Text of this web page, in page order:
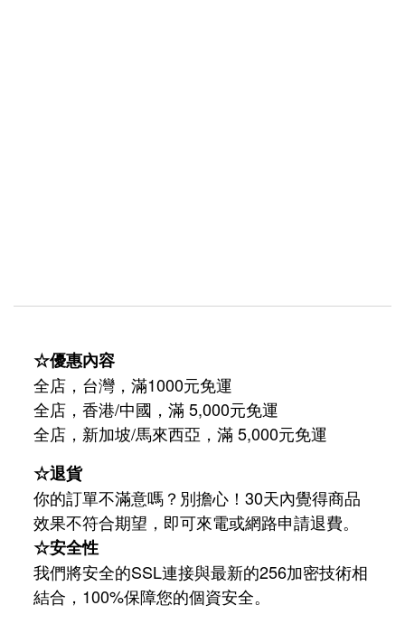
☆優惠內容
全店，台灣，滿1000元免運
全店，香港/中國，滿 5,000元免運
全店，新加坡/馬來西亞，滿 5,000元免運
☆退貨
你的訂單不滿意嗎？別擔心！30天內覺得商品
效果不符合期望，即可來電或網路申請退費。
☆安全性
我們將安全的SSL連接與最新的256加密技術相
結合，100%保障您的個資安全。